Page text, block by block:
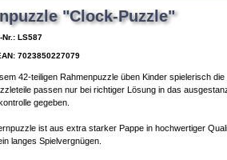
"Clock-Puzzle"
LS587
7023850227079
42-teiligen Rahmenpuzzle üben Kinder spielerisch
passen nur bei richtiger Lösung in das
gegeben.
ist aus extra starker Pappe in hochwertiger
langes Spielvergnügen.